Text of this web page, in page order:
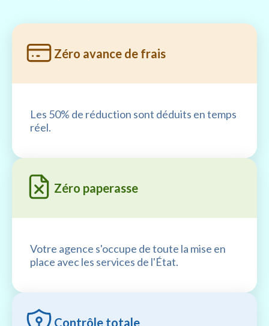
Zéro avance de frais
Les 50% de réduction sont déduits en temps
réel.
Zéro paperasse
Votre agence s'occupe de toute la mise en
place avec les services de l'État.
Contrôle totale